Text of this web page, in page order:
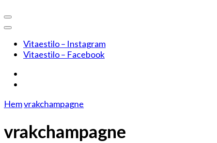
Vitaestilo – Instagram
Vitaestilo – Facebook
Hemvrakchampagne
vrakchampagne